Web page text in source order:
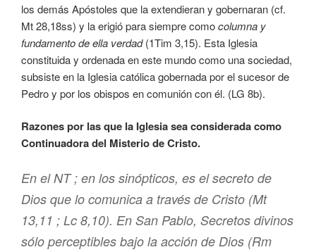
los demás Apóstoles que la extendieran y gobernaran (cf.
Mt 28,18ss) y la erigió para siempre comocolumna y
fundamento de ella verdad(1Tim 3,15). Esta Iglesia
constituida y ordenada en este mundo como una sociedad,
subsiste en la Iglesia católica gobernada por el sucesor de
Pedro y por los obispos en comunión con él. (LG 8b).
Razones por las que la Iglesia sea considerada como
Continuadora del Misterio de Cristo.
En el NT ; en los sinópticos, es el secreto de
Dios que lo comunica a través de Cristo (Mt
13,11 ; Lc 8,10). En San Pablo, Secretos divinos
sólo perceptibles bajo la acción de Dios (Rm